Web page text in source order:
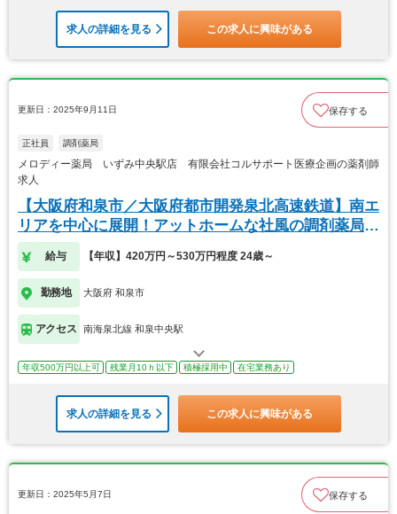
求人の詳細を見る この求人に興味がある
更新日：2025年9月11日 保存する
正社員 調剤薬局
メロディー薬局 いずみ中央駅店 有限会社コルサポート医療企画の薬剤師
求人
【大阪府和泉市／大阪府都市開発泉北高速鉄道】南エ
リアを中心に展開！アットホームな社風の調剤薬局で
す！
給与 【年収】420万円～530万円程度 24歳～
勤務地 大阪府 和泉市
アクセス 南海泉北線 和泉中央駅
年収500万円以上可 残業月10ｈ以下 積極採用中 在宅業務あり
求人の詳細を見る この求人に興味がある
更新日：2025年5月7日 保存する